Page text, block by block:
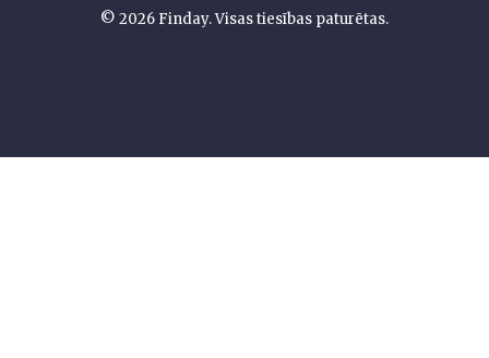
© 2026 Finday. Visas tiesības paturētas.